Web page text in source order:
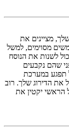
מציינים את
מסוימים, למשל
לשנות את הנוסח
שהם נקבעים
תפגע במערכת
את הדירוג שלך. רוב
הראשי יקטין את